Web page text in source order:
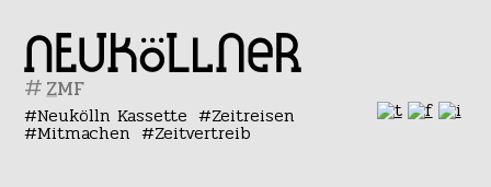
#
Neukölln Kassette Zeitreisen
Mitmachen Zeitvertreib